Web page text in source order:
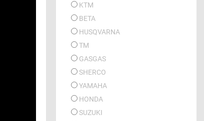
KTM
BETA
HUSQVARNA
TM
GASGAS
SHERCO
YAMAHA
HONDA
SUZUKI